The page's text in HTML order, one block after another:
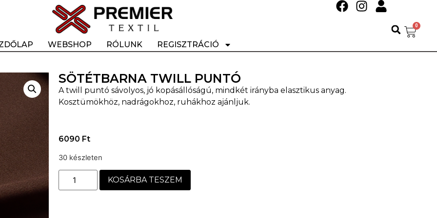
0
WEBSHOP RÓLUNK REGISZTRÁCIÓ
SÖTÉTBARNA TWILL PUNTÓ
A twill puntó sávolyos, jó kopásállóságú, mindkét irányba elasztikus anyag.
Kosztümökhöz, nadrágokhoz, ruhákhoz ajánljuk.
6090 Ft
30 készleten
KOSÁRBA TESZEM